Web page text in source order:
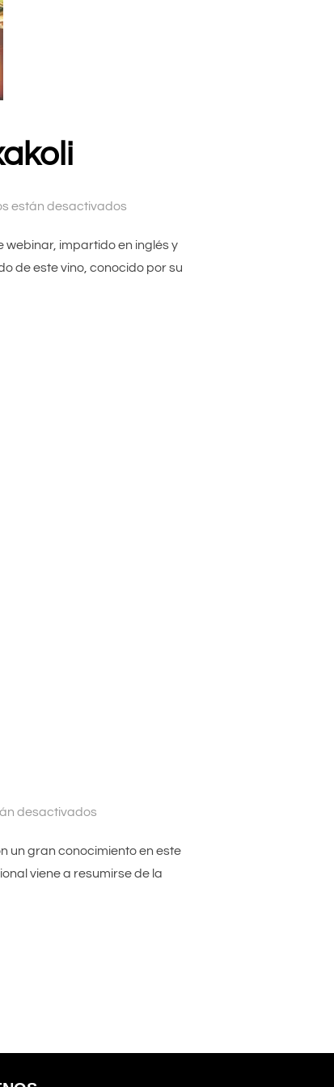
están desactivados
impartido en inglés y
de este vino, conocido por su
desactivados
un gran conocimiento en este
viene a resumirse de la